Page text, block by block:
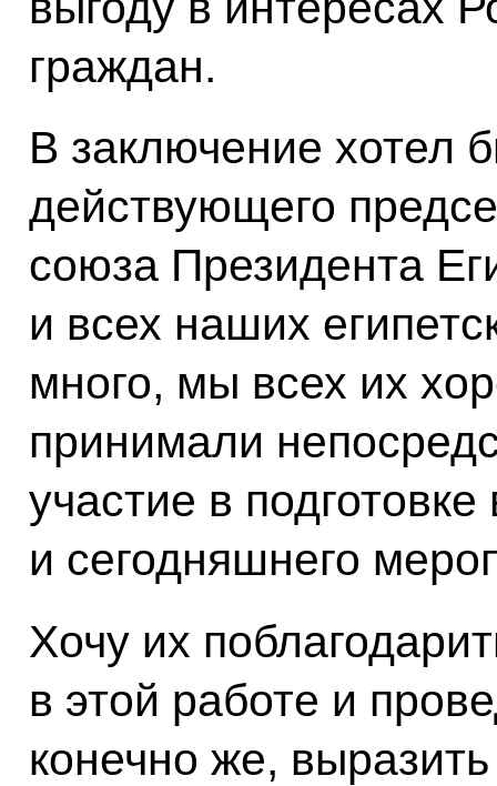
граждан.
В заключение хотел
действующего
союза Президента
и всех наших
много, мы всех их
принимали
участие в
и сегодняшнего
Хочу их
в этой работе и
конечно же,